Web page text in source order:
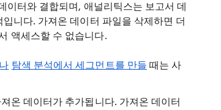
터와 결합되며, 애널리틱스는 보고서 데
니다. 가져온 데이터 파일을 삭제하면 더
액세스할 수 없습니다.
탐색 분석에서 세그먼트를 만들 때는 사
온 데이터가 추가됩니다. 가져온 데이터